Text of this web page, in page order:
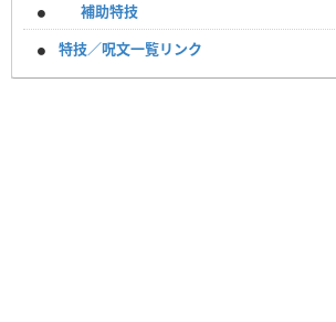
補助特技
特技／呪文一覧リンク